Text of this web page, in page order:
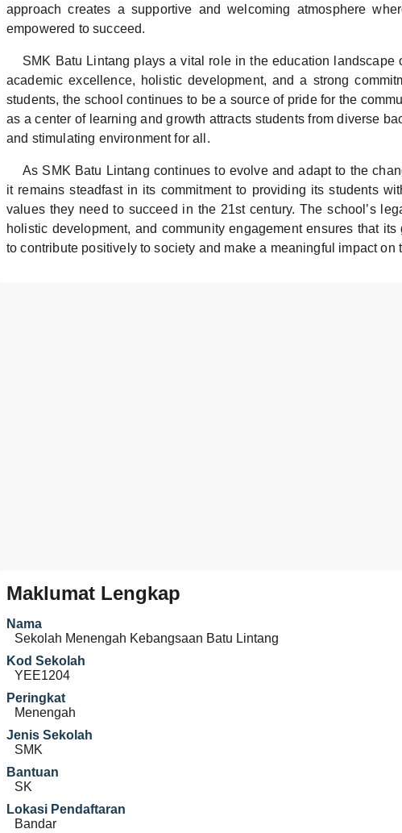
approach creates a supportive and welcoming atmosphere
empowered to succeed.
SMK Batu Lintang plays a vital role in the education landscape
academic excellence, holistic development, and a strong
students, the school continues to be a source of pride for the
as a center of learning and growth attracts students from diverse
and stimulating environment for all.
As SMK Batu Lintang continues to evolve and adapt to the
it remains steadfast in its commitment to providing its students
values they need to succeed in the 21st century. The school’s
holistic development, and community engagement ensures that
to contribute positively to society and make a meaningful impact on
Maklumat Lengkap
Nama
Sekolah Menengah Kebangsaan Batu Lintang
Kod Sekolah
YEE1204
Peringkat
Menengah
Jenis Sekolah
SMK
Bantuan
SK
Lokasi Pendaftaran
Bandar